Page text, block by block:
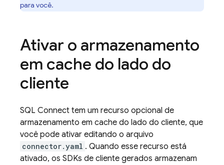
para você.
Ativar o armazenamento
em cache do lado do
cliente
SQL Connect tem um recurso opcional de
armazenamento em cache do lado do cliente, que
você pode ativar editando o arquivo
connector.yaml . Quando esse recurso está
ativado, os SDKs de cliente gerados armazenam